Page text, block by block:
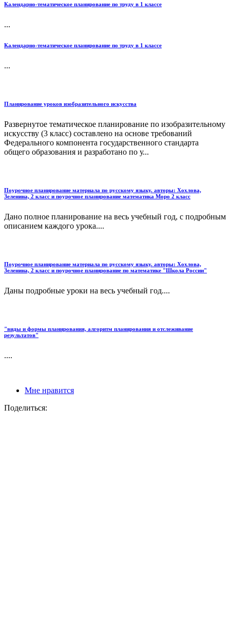
Календарно-тематическое планирование по труду в 1 классе
...
Календарно-тематическое планирование по труду в 1 классе
...
Планирование уроков изобразительного искусства
Развернутое тематическое планирование по изобразительному
искусству (3 класс) составлено на основе требований
Федерального компонента государственного стандарта
общего образования и разработано по у...
Поурочное планирование материала по русскому языку. авторы: Хохлова,
Зеленина, 2 класс и поурочное планирование математика Моро 2 класс
Дано полное планирование на весь учебный год, с подробным
описанием каждого урока....
Поурочное планирование материала по русскому языку. авторы: Хохлова,
Зеленина, 2 класс и поурочное планирование по математике "Школа России"
Даны подробные уроки на весь учебный год....
"виды и формы планирования, алгоритм планирования и отслеживание
результатов"
....
Мне нравится
Поделиться: